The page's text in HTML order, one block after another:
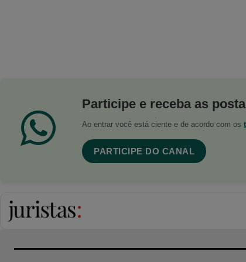
Participe e receba as
Ao entrar você está ciente e de acordo com os
PARTICIPE DO CANAL